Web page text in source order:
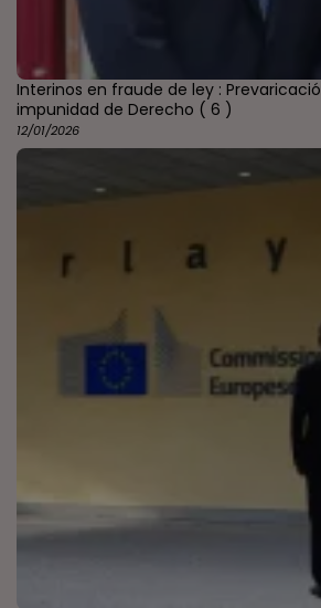
Interinos en fraude de ley :
impunidad de Derecho ( 6 )
12/01/2026